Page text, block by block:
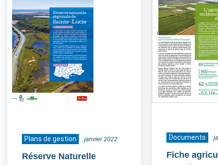
Plans de gestion janvier 2022
Réserve Naturelle
Documents
Fiche